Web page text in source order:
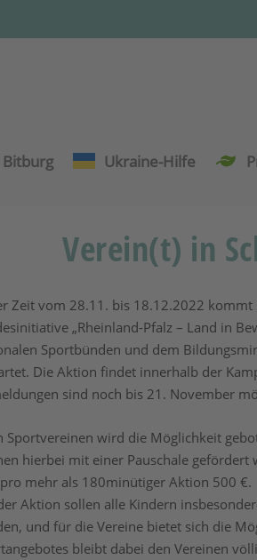
Bitburg Ukraine-Hilfe
Verein(t) in
Zeit vom 28.11. bis 18.12.2022
„Rheinland-Pfalz – Land in
Sportbünden und dem
Die Aktion findet innerhalb der
sind noch bis 21. November
Sportvereinen wird die Möglichkeit
hierbei mit einer Pauschale
mehr als 180minütiger Aktion 500 €.
Aktion sollen alle Kindern
und für die Vereine bietet sich die
bleibt dabei den Vereinen